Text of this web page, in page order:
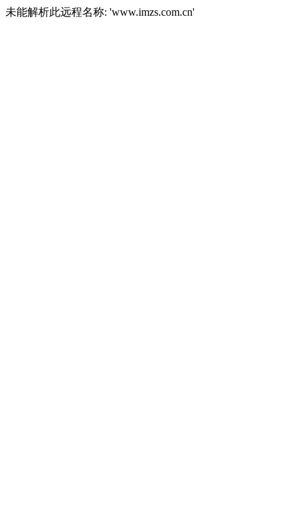
未能解析此远程名称: 'www.imzs.com.cn'